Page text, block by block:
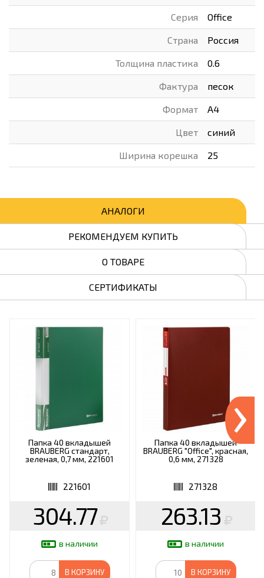
Серия Office
Страна Россия
Толщина пластика 0.6
Фактура песок
Формат А4
Цвет синий
Ширина корешка 25
АНАЛОГИ
РЕКОМЕНДУЕМ КУПИТЬ
О ТОВАРЕ
СЕРТИФИКАТЫ
Папка 40 вкладышей
BRAUBERG стандарт,
зеленая, 0,7 мм, 221601
221601
304.77
в наличии
В КОРЗИНУ
Папка 40 вкладышей
BRAUBERG "Office", красная,
0,6 мм, 271328
271328
263.13
в наличии
В КОРЗИНУ
›